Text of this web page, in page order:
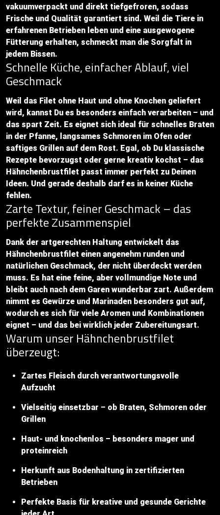
vakuumverpackt und direkt tiefgefroren, sodass
Frische und Qualität garantiert sind. Weil die Tiere in
erfahrenen Betrieben leben und eine ausgewogene
Fütterung erhalten, schmeckt man die Sorgfalt in
jedem Bissen.
Schnelle Küche, einfacher Ablauf, viel
Geschmack
Weil das Filet ohne Haut und ohne Knochen geliefert
wird, kannst Du es besonders einfach verarbeiten – und
das spart Zeit. Es eignet sich ideal für schnelles Braten
in der Pfanne, langsames Schmoren im Ofen oder
saftiges Grillen auf dem Rost. Egal, ob Du klassische
Rezepte bevorzugst oder gerne kreativ kochst – das
Hähnchenbrustfilet passt immer perfekt zu Deinen
Ideen. Und gerade deshalb darf es in keiner Küche
fehlen.
Zarte Textur, feiner Geschmack – das
perfekte Zusammenspiel
Dank der artgerechten Haltung entwickelt das
Hähnchenbrustfilet einen angenehm runden und
natürlichen Geschmack, der nicht überdeckt werden
muss. Es hat eine feine, aber vollmundige Note und
bleibt auch nach dem Garen wunderbar zart. Außerdem
nimmt es Gewürze und Marinaden besonders gut auf,
wodurch es sich für viele Aromen und Kombinationen
eignet – und das bei wirklich jeder Zubereitungsart.
Warum unser Hähnchenbrustfilet
überzeugt:
Zartes Fleisch durch verantwortungsvolle
Aufzucht
Vielseitig einsetzbar – ob Braten, Schmoren oder
Grillen
Haut- und knochenlos – besonders mager und
proteinreich
Herkunft aus Bodenhaltung in zertifizierten
Betrieben
Perfekte Basis für kreative und gesunde Gerichte